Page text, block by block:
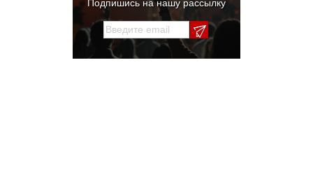
Подпишись на нашу рассылку